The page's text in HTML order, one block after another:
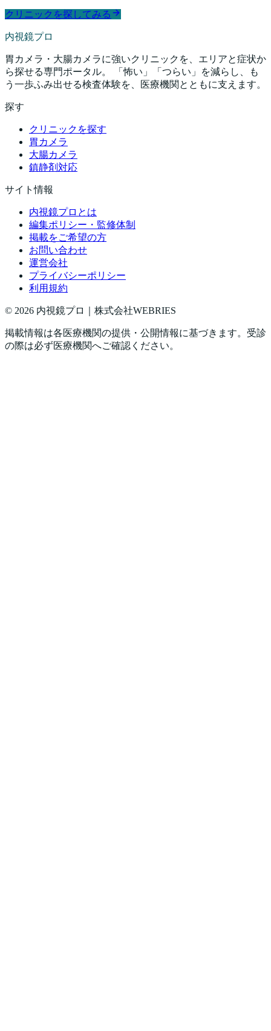
クリニックを探してみる
内視鏡プロ
胃カメラ・大腸カメラに強いクリニックを、エリアと症状か
ら探せる専門ポータル。 「怖い」「つらい」を減らし、も
う一歩ふみ出せる検査体験を、医療機関とともに支えます。
探す
クリニックを探す
胃カメラ
大腸カメラ
鎮静剤対応
サイト情報
内視鏡プロとは
編集ポリシー・監修体制
掲載をご希望の方
お問い合わせ
運営会社
プライバシーポリシー
利用規約
© 2026 内視鏡プロ｜株式会社WEBRIES
掲載情報は各医療機関の提供・公開情報に基づきます。受診
の際は必ず医療機関へご確認ください。